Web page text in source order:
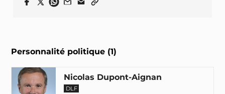
Personnalité politique (1)
Nicolas Dupont-Aignan
DLF